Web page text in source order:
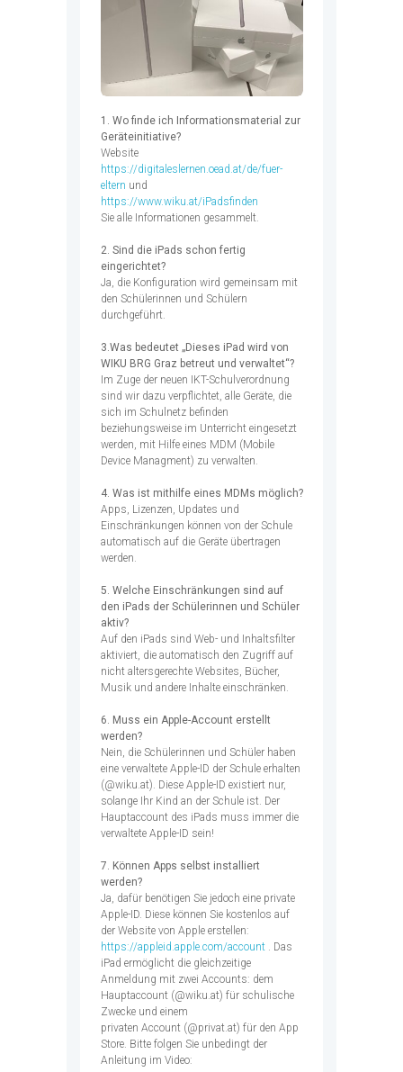
1. Wo finde ich Informationsmaterial zur
Geräteinitiative?
Website
https://digitaleslernen.oead.at/de/fuer-
eltern und
https://www.wiku.at/iPadsfinden
Sie alle Informationen gesammelt.
2. Sind die iPads schon fertig
eingerichtet?
Ja, die Konfiguration wird gemeinsam mit
den Schülerinnen und Schülern
durchgeführt.
3.Was bedeutet „Dieses iPad wird von
WIKU BRG Graz betreut und verwaltet“?
Im Zuge der neuen IKT-Schulverordnung
sind wir dazu verpflichtet, alle Geräte, die
sich im Schulnetz befinden
beziehungsweise im Unterricht eingesetzt
werden, mit Hilfe eines MDM (Mobile
Device Managment) zu verwalten.
4. Was ist mithilfe eines MDMs möglich?
Apps, Lizenzen, Updates und
Einschränkungen können von der Schule
automatisch auf die Geräte übertragen
werden.
5. Welche Einschränkungen sind auf
den iPads der Schülerinnen und Schüler
aktiv?
Auf den iPads sind Web- und Inhaltsfilter
aktiviert, die automatisch den Zugriff auf
nicht altersgerechte Websites, Bücher,
Musik und andere Inhalte einschränken.
6. Muss ein Apple-Account erstellt
werden?
Nein, die Schülerinnen und Schüler haben
eine verwaltete Apple-ID der Schule erhalten
(@wiku.at). Diese Apple-ID existiert nur,
solange Ihr Kind an der Schule ist. Der
Hauptaccount des iPads muss immer die
verwaltete Apple-ID sein!
7. Können Apps selbst installiert
werden?
Ja, dafür benötigen Sie jedoch eine private
Apple-ID. Diese können Sie kostenlos auf
der Website von Apple erstellen:
https://appleid.apple.com/account. Das
iPad ermöglicht die gleichzeitige
Anmeldung mit zwei Accounts: dem
Hauptaccount (@wiku.at) für schulische
Zwecke und einem
privaten Account (@privat.at) für den App
Store. Bitte folgen Sie unbedingt der
Anleitung im Video: